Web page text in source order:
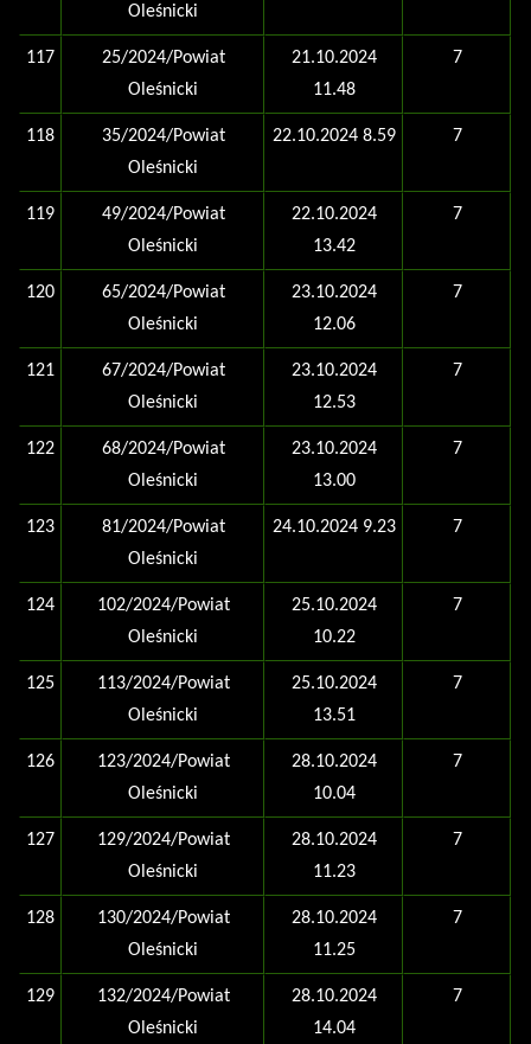
Oleśnicki
117
25/2024/Powiat
Oleśnicki
21.10.2024
11.48
7
118
35/2024/Powiat
Oleśnicki
22.10.2024 8.59 7
119
49/2024/Powiat
Oleśnicki
22.10.2024
13.42
7
120
65/2024/Powiat
Oleśnicki
23.10.2024
12.06
7
121
67/2024/Powiat
Oleśnicki
23.10.2024
12.53
7
122
68/2024/Powiat
Oleśnicki
23.10.2024
13.00
7
123
81/2024/Powiat
Oleśnicki
24.10.2024 9.23 7
124
102/2024/Powiat
Oleśnicki
25.10.2024
10.22
7
125
113/2024/Powiat
Oleśnicki
25.10.2024
13.51
7
126
123/2024/Powiat
Oleśnicki
28.10.2024
10.04
7
127
129/2024/Powiat
Oleśnicki
28.10.2024
11.23
7
128
130/2024/Powiat
Oleśnicki
28.10.2024
11.25
7
129
132/2024/Powiat
Oleśnicki
28.10.2024
14.04
7